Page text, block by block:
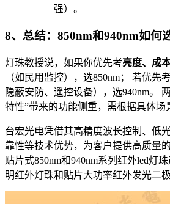
强）。
8、总结：850nm和940nm如何
灯珠教授说，如果你优先考亮度、成
（如民用监控），选850nm； 若优先
隐蔽安防、遥控设备），选940nm。
特性”带来的功能侧重，需根据具体场
台宏光电凭借其高精度波长控制、低
靠性等技术优势，为客户提供高质量
贴片式850nm和940nm系列红外led灯
明红外灯珠和贴片大功率红外发光二极